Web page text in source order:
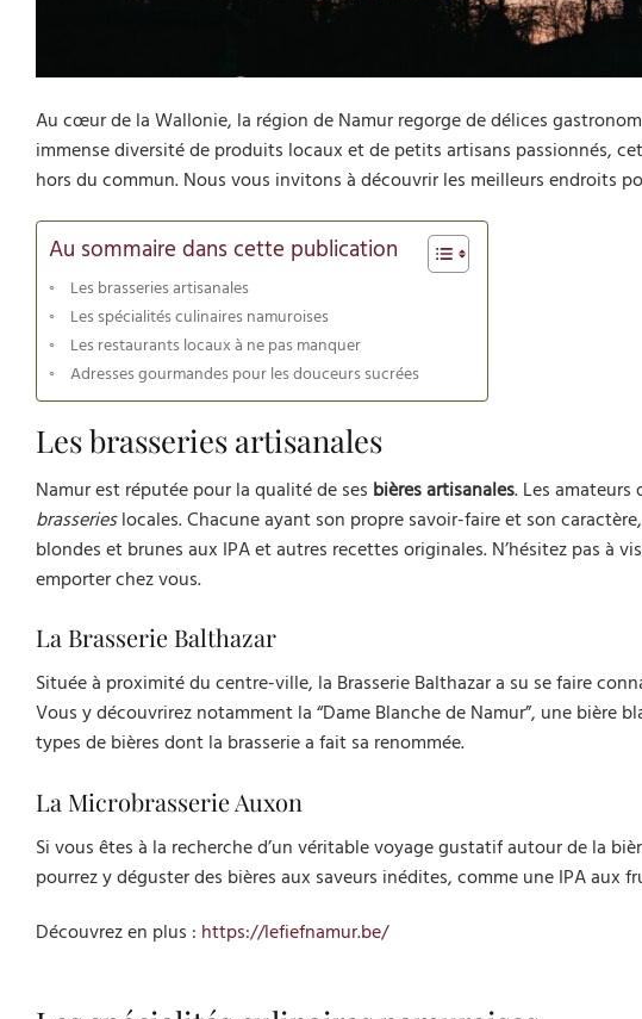
Au cœur de la Wallonie, la région de Namur regorge de délices
immense diversité de produits locaux et de petits artisans passionnés,
hors du commun. Nous vous invitons à découvrir les meilleurs endroits
Au sommaire dans cette publication
Les brasseries artisanales
Les spécialités culinaires namuroises
Les restaurants locaux à ne pas manquer
Adresses gourmandes pour les douceurs sucrées
Les brasseries artisanales
Namur est réputée pour la qualité de ses bières artisanales. Les
brasserieslocales. Chacune ayant son propre savoir-faire et son
blondes et brunes aux IPA et autres recettes originales. N’hésitez pas à
emporter chez vous.
La Brasserie Balthazar
Située à proximité du centre-ville, la Brasserie Balthazar a su se faire
Vous y découvrirez notamment la “Dame Blanche de Namur”, une bière
types de bières dont la brasserie a fait sa renommée.
La Microbrasserie Auxon
Si vous êtes à la recherche d’un véritable voyage gustatif autour de la
pourrez y déguster des bières aux saveurs inédites, comme une IPA aux
Découvrez en plus : https://lefiefnamur.be/